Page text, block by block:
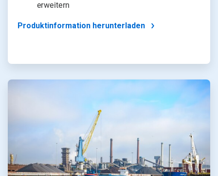
erweitern
Produktinformation herunterladen
ArticleTile